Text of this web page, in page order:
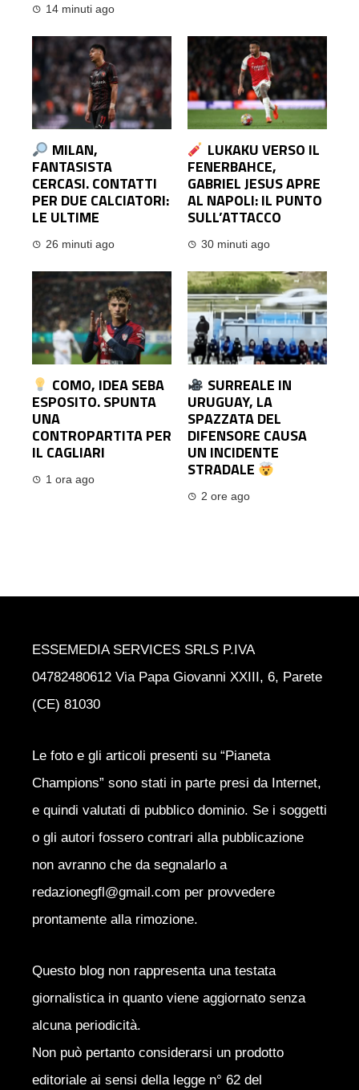
14 minuti ago
MILAN,
FANTASISTA
CERCASI. CONTATTI
PER DUE CALCIATORI:
LE ULTIME
26 minuti ago
LUKAKU VERSO IL
FENERBAHCE,
GABRIEL JESUS APRE
AL NAPOLI: IL PUNTO
SULL’ATTACCO
30 minuti ago
COMO, IDEA SEBA
ESPOSITO. SPUNTA
UNA
CONTROPARTITA PER
IL CAGLIARI
1 ora ago
SURREALE IN
URUGUAY, LA
SPAZZATA DEL
DIFENSORE CAUSA
UN INCIDENTE
STRADALE
2 ore ago
ESSEMEDIA SERVICES SRLS P.IVA
04782480612 Via Papa Giovanni XXIII, 6, Parete
(CE) 81030
Le foto e gli articoli presenti su “Pianeta
Champions” sono stati in parte presi da Internet,
e quindi valutati di pubblico dominio. Se i soggetti
o gli autori fossero contrari alla pubblicazione
non avranno che da segnalarlo a
redazionegfl@gmail.com per provvedere
prontamente alla rimozione.
Questo blog non rappresenta una testata
giornalistica in quanto viene aggiornato senza
alcuna periodicità.
Non può pertanto considerarsi un prodotto
editoriale ai sensi della legge n° 62 del